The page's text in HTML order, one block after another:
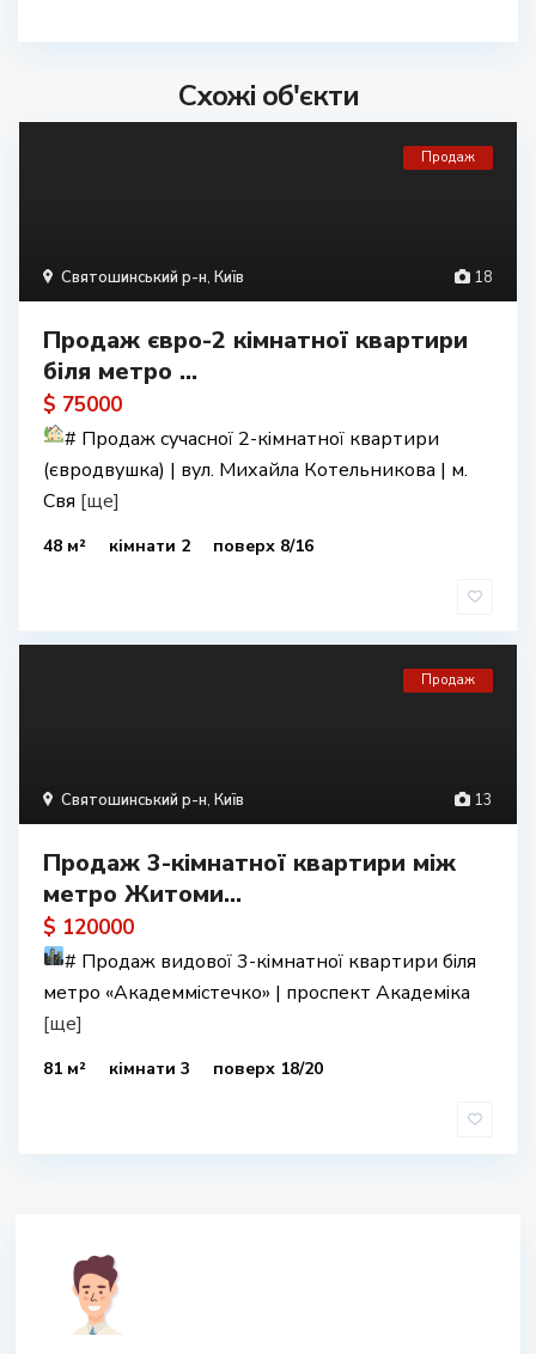
Схожі об'єкти
18
Святошинський р-н, Київ
Продаж
Продаж євро-2 кімнатної квартири
біля метро ...
$ 75000
# Продаж сучасної 2-кімнатної квартири
(євродвушка) | вул. Михайла Котельникова | м.
Свя [ще]
48 м² кімнати 2 поверх 8/16
13
Святошинський р-н, Київ
Продаж
Продаж 3-кімнатної квартири між
метро Житоми...
$ 120000
# Продаж видової 3-кімнатної квартири біля
метро «Академмістечко» | проспект Академіка
[ще]
81 м² кімнати 3 поверх 18/20